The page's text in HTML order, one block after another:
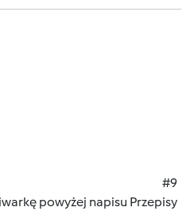
#9
powyżej napisu Przepisy